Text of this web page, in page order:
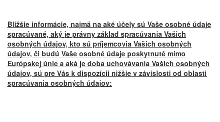
Bližšie informácie, najmä na aké účely sú Vaše osobné údaje
spracúvané, aký je právny základ spracúvania Vašich
osobných údajov, kto sú príjemcovia Vašich osobných
údajov, či budú Vaše osobné údaje poskytnuté mimo
Európskej únie a aká je doba uchovávania Vašich osobných
údajov, sú pre Vás k dispozícii nižšie v závislosti od oblasti
spracúvania osobných údajov: